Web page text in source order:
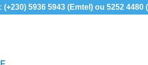
(+230) 5936 5943 (Emtel) ou 5252 4480